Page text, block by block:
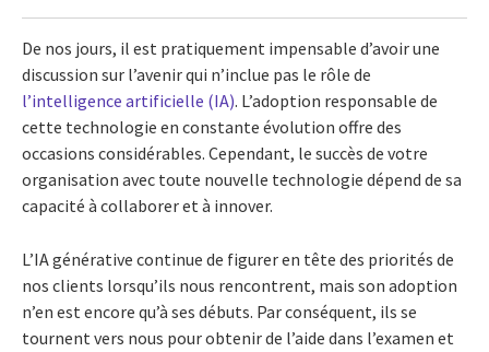
De nos jours, il est pratiquement impensable d’avoir une
discussion sur l’avenir qui n’inclue pas le rôle de
l’intelligence artificielle (IA). L’adoption responsable de
cette technologie en constante évolution offre des
occasions considérables. Cependant, le succès de votre
organisation avec toute nouvelle technologie dépend de sa
capacité à collaborer et à innover.
L’IA générative continue de figurer en tête des priorités de
nos clients lorsqu’ils nous rencontrent, mais son adoption
n’en est encore qu’à ses débuts. Par conséquent, ils se
tournent vers nous pour obtenir de l’aide dans l’examen et